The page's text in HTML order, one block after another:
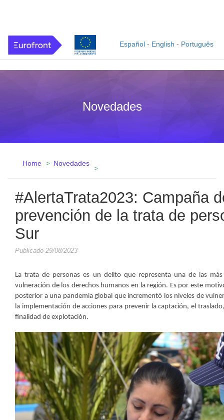
Español - English - Português
Novedades
Home Novedades
#AlertaTrata2023: Campaña
prevención de la trata de
Sur
Publicado 29/08/2023
La trata de personas es un delito que representa una de las
vulneración de los derechos humanos en la región. Es por este
posterior a una pandemia global que incrementó los niveles de
la implementación de acciones para prevenir la captación, el
finalidad de explotación.